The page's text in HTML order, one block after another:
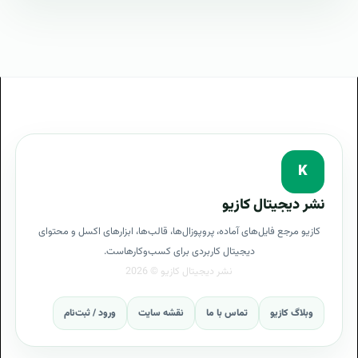
پیامکی SMS Marketing
Marketing
طرح آماده بازاریابی پیامکی- تبلیغات پیامکی SMS
طراحی حرفه ای بازاریابی پیامکی- تبلیغات پیامکی SMS
Marketing
K
نشر دیجیتال کازیو
کازیو مرجع فایل‌های آماده، پروپوزال‌ها، قالب‌ها، ابزارهای اکسل و محتوای
دیجیتال کاربردی برای کسب‌وکارهاست.
وبلاگ کازیو تماس با ما نقشه سایت ورود / ثبت‌نام